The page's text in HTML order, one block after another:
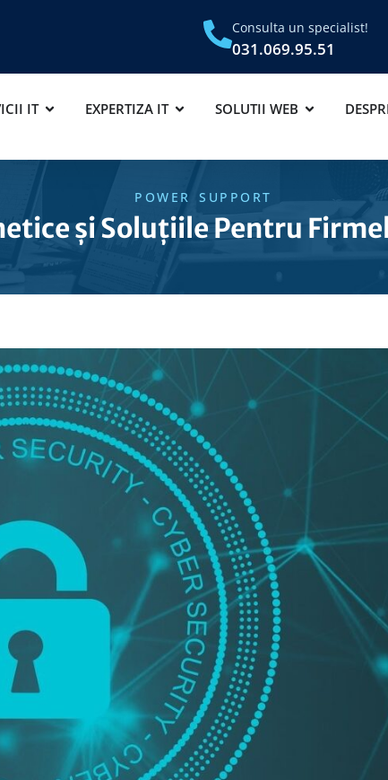
Consulta un specialist!
031.069.95.51
IT EXPERTIZA IT SOLUTII WEB
POWER SUPPORT
și Soluțiile Pentru